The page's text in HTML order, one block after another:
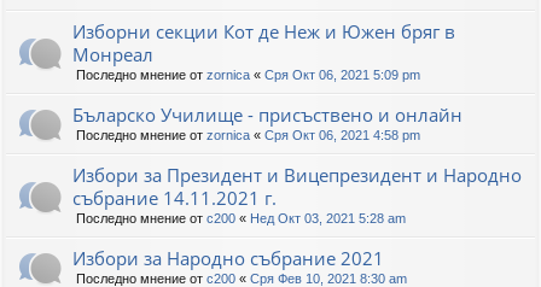
Изборни секции Кот де Неж и Южен бряг в
Монреал
Последно мнение от zornica « Сря Окт 06, 2021 5:09 pm
Бъларско Училище - присъствено и онлайн
Последно мнение от zornica « Сря Окт 06, 2021 4:58 pm
Избори за Президент и Вицепрезидент и Народно
събрание 14.11.2021 г.
Последно мнение от c200 « Нед Окт 03, 2021 5:28 am
Избори за Народно събрание 2021
Последно мнение от c200 « Сря Фев 10, 2021 8:30 am